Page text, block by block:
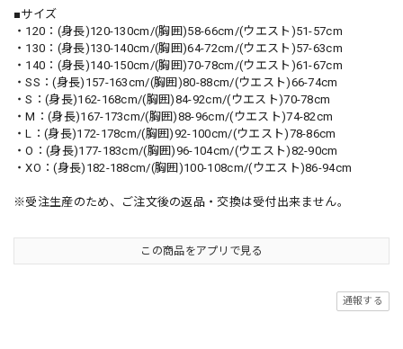
■サイズ
・120：(身長)120-130cm/(胸囲)58-66cm/(ウエスト)51-57cm
・130：(身長)130-140cm/(胸囲)64-72cm/(ウエスト)57-63cm
・140：(身長)140-150cm/(胸囲)70-78cm/(ウエスト)61-67cm
・SS：(身長)157-163cm/(胸囲)80-88cm/(ウエスト)66-74cm
・S：(身長)162-168cm/(胸囲)84-92cm/(ウエスト)70-78cm
・M：(身長)167-173cm/(胸囲)88-96cm/(ウエスト)74-82cm
・L：(身長)172-178cm/(胸囲)92-100cm/(ウエスト)78-86cm
・O：(身長)177-183cm/(胸囲)96-104cm/(ウエスト)82-90cm
・XO：(身長)182-188cm/(胸囲)100-108cm/(ウエスト)86-94cm
※受注生産のため、ご注文後の返品・交換は受付出来ません。
この商品をアプリで見る
通報する